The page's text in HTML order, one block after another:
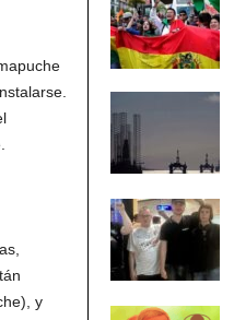
y